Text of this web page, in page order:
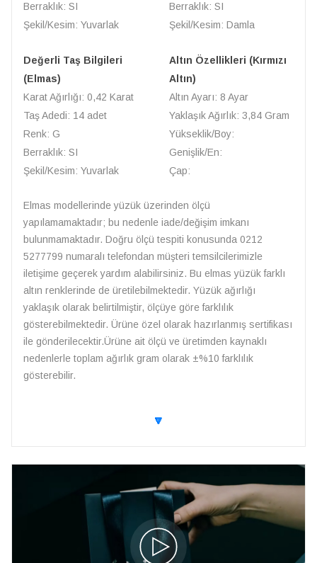
Berraklık: SI
Şekil/Kesim: Yuvarlak
Berraklık: SI
Şekil/Kesim: Damla
Değerli Taş Bilgileri
(Elmas)
Karat Ağırlığı: 0,42 Karat
Taş Adedi: 14 adet
Renk: G
Berraklık: SI
Şekil/Kesim: Yuvarlak
Altın Özellikleri (Kırmızı
Altın)
Altın Ayarı: 8 Ayar
Yaklaşık Ağırlık: 3,84 Gram
Yükseklik/Boy:
Genişlik/En:
Çap:
Elmas modellerinde yüzük üzerinden ölçü
yapılamamaktadır; bu nedenle iade/değişim imkanı
bulunmamaktadır. Doğru ölçü tespiti konusunda 0212
5277799 numaralı telefondan müşteri temsilcilerimizle
iletişime geçerek yardım alabilirsiniz. Bu elmas yüzük farklı
altın renklerinde de üretilebilmektedir. Yüzük ağırlığı
yaklaşık olarak belirtilmiştir, ölçüye göre farklılık
gösterebilmektedir. Ürüne özel olarak hazırlanmış sertifikası
ile gönderilecektir.Ürüne ait ölçü ve üretimden kaynaklı
nedenlerle toplam ağırlık gram olarak ±%10 farklılık
gösterebilir.
🔽